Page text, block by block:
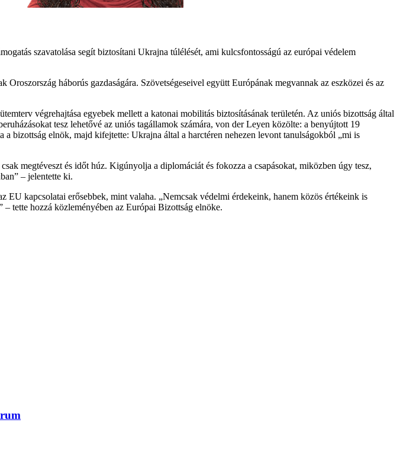
szavatolása segít biztosítani Ukrajna túlélését, ami kulcsfontosságú az európai védelem
háborús gazdaságára. Szövetségeseivel együtt Európának megvannak az eszközei és az
végrehajtása egyebek mellett a katonai mobilitás biztosításának területén. Az uniós bizottság által
tesz lehetővé az uniós tagállamok számára, von der Leyen közölte: a benyújtott 19
bizottság elnök, majd kifejtette: Ukrajna által a harctéren nehezen levont tanulságokból „mi is
megtéveszt és időt húz. Kigúnyolja a diplomáciát és fokozza a csapásokat, miközben úgy tesz,
– jelentette ki.
EU kapcsolatai erősebbek, mint valaha. „Nemcsak védelmi érdekeink, hanem közös értékeink is
tette hozzá közleményében az Európai Bizottság elnöke.